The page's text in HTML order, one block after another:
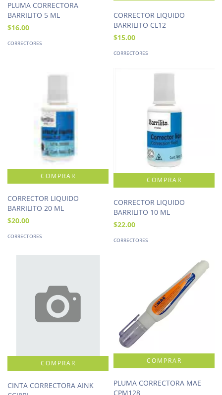
PLUMA CORRECTORA
BARRILITO 5 ML
$16.00
CORRECTORES
CORRECTOR LIQUIDO
BARRILITO CL12
$15.00
CORRECTORES
CORRECTOR LIQUIDO
BARRILITO 20 ML
$20.00
CORRECTORES
CORRECTOR LIQUIDO
BARRILITO 10 ML
$22.00
CORRECTORES
CINTA CORRECTORA AINK
PLUMA CORRECTORA MAE
CPM128